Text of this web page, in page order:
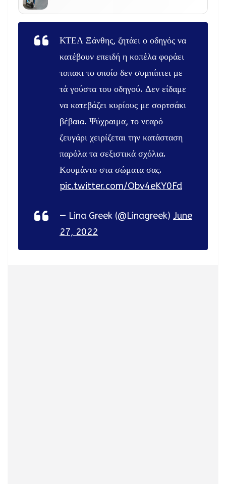
ΚΤΕΛ Ξάνθης, ζητάει ο οδηγός να
κατέβουν επειδή η κοπέλα φοράει
τοπακι το οποίο δεν συμπίπτει με
τά γούστα του οδηγού. Δεν είδαμε
να κατεβάζει κυρίους με σορτσάκι
βέβαια. Ψύχραιμα, το νεαρό
ζευγάρι χειρίζεται την κατάσταση
παρόλα τα σεξιστικά σχόλια.
Κουμάντο στα σώματα σας.
pic.twitter.com/Obv4eKY0Fd
— Lina Greek (@Linagreek) June
27, 2022